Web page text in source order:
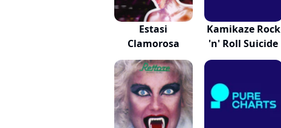
Estasi
Clamorosa
Kamikaze Rock
'n' Roll Suicide